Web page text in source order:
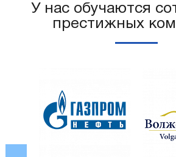
У нас обучаются
престижных